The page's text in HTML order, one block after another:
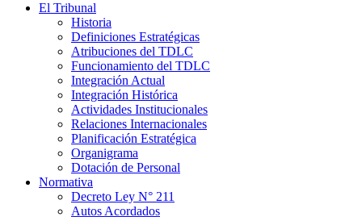
El Tribunal
Historia
Definiciones Estratégicas
Atribuciones del TDLC
Funcionamiento del TDLC
Integración Actual
Integración Histórica
Actividades Institucionales
Relaciones Internacionales
Planificación Estratégica
Organigrama
Dotación de Personal
Normativa
Decreto Ley N° 211
Autos Acordados